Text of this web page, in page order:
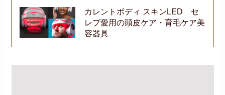
カレントボディ スキンLED セ
レブ愛用の頭皮ケア・育毛ケア美
容器具